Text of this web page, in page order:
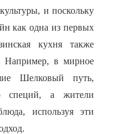
и поскольку
как одна из первых
кухня также
Например, в мирное
Шелковый путь,
специй, а жители
используя эти